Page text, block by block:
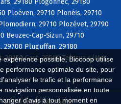
possible, Biocoop utilise
performance optimale du site, pour
le trafic et la performance
navigation personnalisée en toute
d'avis à tout moment en
29180 Plogonnec, 29180
Ploéven, 29710 Plonéis, 29710
29710 Plozévet, 29790
Beuzec-Cap-Sizun, 29710
29700 Pluguffan, 29180
29150 Cast, 29560 Telgruc s/Mer,
Le réseau Biocoop